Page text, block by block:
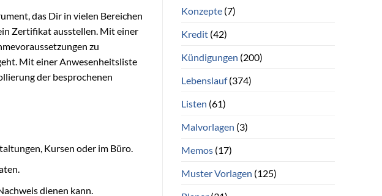
das Dir in vielen Bereichen
Zertifikat ausstellen. Mit einer
zu
Mit einer Anwesenheitsliste
der besprochenen
Kursen oder im Büro.
dienen kann.
Konzepte(7)
Kredit(42)
Kündigungen (200)
Lebenslauf(374)
Listen (61)
Malvorlagen (3)
Memos(17)
Muster Vorlagen (125)